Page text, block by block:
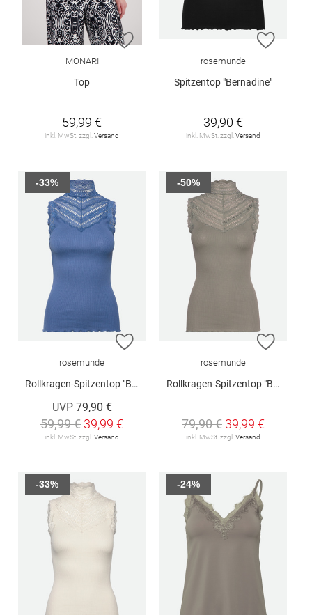
ZUR WUNSCHLISTE HINZUFÜGEN
MONARI
Top
59,99 €
inkl. MwSt. zzgl. Versand
ZUR
rosemunde
Spitzentop "Bernadine"
39,90 €
inkl. MwSt. zzgl. Versand
ZUR WUNSCHLISTE HINZUFÜGEN
rosemunde
Rollkragen-Spitzentop "Benita"
UVP 79,90 €
59,99 € 39,99 €
inkl. MwSt. zzgl. Versand
-33%
ZUR
rosemunde
Rollkragen-Spitzentop "Benita"
79,90 € 39,99 €
inkl. MwSt. zzgl. Versand
-50%
-33% -24%